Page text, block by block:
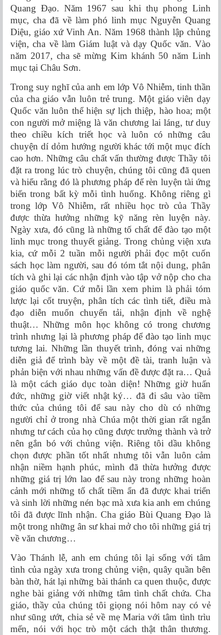
Quang Đạo. Năm 1967 sau khi thụ phong Linh
mục, cha đã về làm phó linh mục Nguyễn Quang
Diệu, giáo xứ Vinh An. Năm 1968 thành lập chủng
viện, cha về làm Giám luật và dạy Quốc văn. Vào
năm 2017, cha sẽ mừng Kim khánh 50 năm Linh
mục tại Châu Sơn.
Trong suy nghĩ của anh em lớp Vô Nhiễm, tinh thần
của cha giáo vẫn luôn trẻ trung. Một giáo viên dạy
Quốc văn luôn thể hiện sự lịch thiệp, hào hoa; một
con người mở miệng là văn chương lai láng, tư duy
theo chiều kích triết học và luôn có những câu
chuyện dí dỏm hướng người khác tới một mục đích
cao hơn. Những câu chất vấn thường được Thầy tôi
đặt ra trong lúc trò chuyện, chúng tôi cũng đã quen
và hiểu rằng đó là phương pháp để rèn luyện tài ứng
biến trong bất kỳ mỗi tình huống. Không riêng gì
trong lớp Vô Nhiễm, rất nhiều học trò của Thầy
được thừa hưởng những kỹ năng rèn luyện này.
Ngày xưa, đó cũng là những tố chất để đào tạo một
linh mục trong thuyết giảng. Trong chủng viện xưa
kia, cứ mỗi 2 tuần mỗi người phải đọc một cuốn
sách học làm người, sau đó tóm tắt nội dung, phân
tích và ghi lại các nhận định vào tập vở nộp cho cha
giáo quốc văn. Cứ mỗi lần xem phim là phải tóm
lược lại cốt truyện, phân tích các tình tiết, điều mà
đạo diễn muốn chuyển tải, nhận định về nghệ
thuật… Những môn học không có trong chương
trình nhưng lại là phương pháp để đào tạo linh mục
tương lai. Những lần thuyết trình, đóng vai những
diễn giả để trình bày về một đề tài, tranh luận và
phản biện với nhau những vấn đề được đặt ra… Quả
là một cách giáo dục toàn diện! Những giờ huấn
đức, những giờ viết nhật ký… đã đi sâu vào tiềm
thức của chúng tôi để sau này cho dù có những
người chỉ ở trong nhà Chúa một thời gian rất ngắn
nhưng tư cách của họ cũng được trưởng thành và trở
nên gắn bó với chủng viện. Riêng tôi dầu không
chọn được phần tốt nhất nhưng tôi vẫn luôn cảm
nhận niềm hạnh phúc, mình đã thừa hưởng được
những giá trị lớn lao để sau này trong những hoàn
cảnh mới những tố chất tiềm ẩn đã được khai triển
và sinh lời những nén bạc mà xưa kia anh em chúng
tôi đã được lĩnh nhận. Cha giáo Bùi Quang Đạo là
một trong những ân sư khai mở cho tôi những giá trị
về văn chương…
Vào Thánh lễ, anh em chúng tôi lại sống với tâm
tình của ngày xưa trong chủng viện, quây quần bên
bàn thờ, hát lại những bài thánh ca quen thuộc, được
nghe bài giảng với những tâm tình chất chứa. Cha
giáo, thầy của chúng tôi giọng nói hôm nay có vẻ
như sũng ướt, chia sẻ về mẹ Maria với tâm tình trìu
mến, nói với học trò một cách thật thân thương.